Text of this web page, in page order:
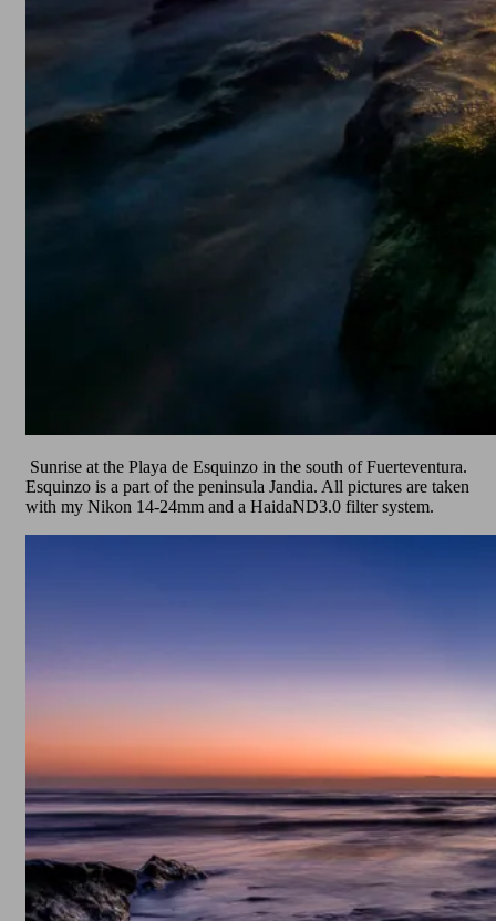
Sunrise at the Playa de Esquinzo in the south of Fuerteventura.
Esquinzo is a part of the peninsula Jandia. All pictures are taken
with my Nikon 14-24mm and a HaidaND3.0 filter system.